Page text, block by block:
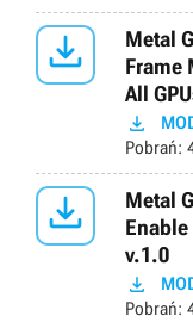

Metal
Frame
All

Pobrań:

Metal
Enable
v.1.0

Pobrań: